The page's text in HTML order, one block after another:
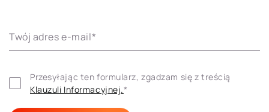
Twój adres e-mail*
Klauzuli ​​Informacyjnej.*